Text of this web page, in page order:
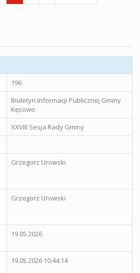
196
Biuletyn Informacji Publicznej Gminy
Kęsowo
XXVIII Sesja Rady Gminy
Grzegorz Urowski
Grzegorz Urowski
19.05.2026
19.05.2026 10:44:14